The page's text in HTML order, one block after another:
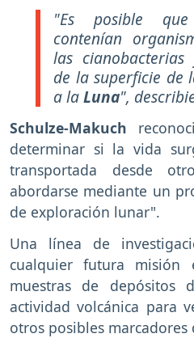
"Es posible
contenían
las cianobacterias
de la superficie de
a laLuna",
Schulze-Makuch
determinar si la vida
transportada desde
abordarse mediante un
de exploración lunar".
Una línea de
cualquier futura misión
muestras de depósitos
actividad volcánica para
otros posibles marcadores